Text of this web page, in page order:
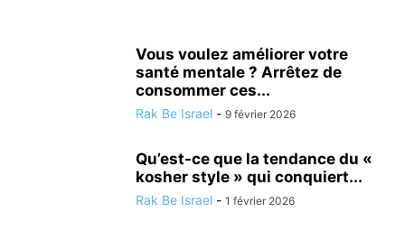
PSYCHOLOGIE RÉALISATIONS MÉDICALES
SCIENCE ET TECHNOLOGIE SECOURISME SPORT TOURISME
VALEURS DE L'ETAT JUIF VÉHICULE
Vous voulez améliorer votre
santé mentale ? Arrêtez de
consommer ces...
Rak Be Israel - 9 février 2026
Qu’est-ce que la tendance du «
kosher style » qui conquiert...
Rak Be Israel - 1 février 2026